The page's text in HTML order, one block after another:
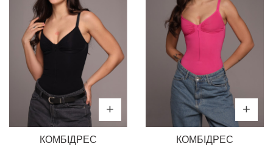
КОМБІДРЕС
КОМБІДРЕС